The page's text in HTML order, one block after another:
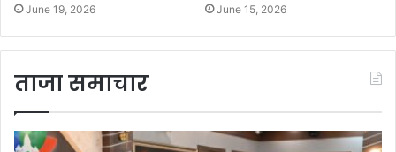
June 19, 2026 June 15, 2026
ताजा समाचार